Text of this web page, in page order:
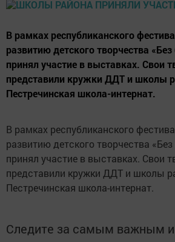
В рамках республиканского
развитию детского творчества
принял участие в выставках. Свои
представили кружки ДДТ и школы
Пестречинская школа-интернат.
В рамках республиканского
развитию детского творчества
принял участие в выставках. Свои
представили кружки ДДТ и школы
Пестречинская школа-интернат.
Следите за самым важным